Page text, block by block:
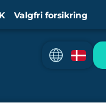
Valgfri forsikring